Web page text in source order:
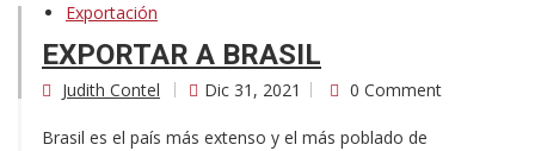
Exportación
EXPORTAR A BRASIL
Judith Contel Dic 31, 2021 0 Comment
Brasil es el país más extenso y el más poblado de